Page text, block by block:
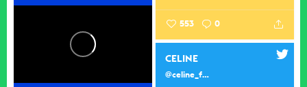
553 0
CELINE
@celine_felices1